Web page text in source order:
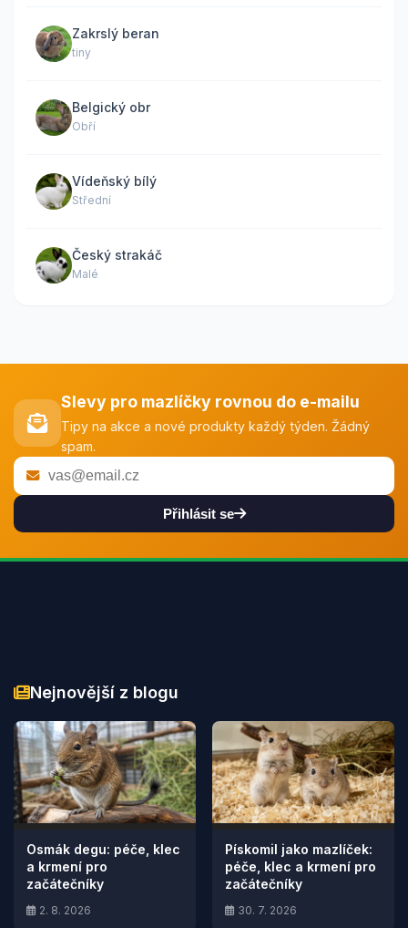
Zakrslý beran
tiny
Belgický obr
Obří
Vídeňský bílý
Střední
Český strakáč
Malé
Slevy pro mazlíčky rovnou do e-mailu
Tipy na akce a nové produkty každý týden. Žádný
spam.
Přihlásit se
Nejnovější z blogu
Osmák degu: péče, klec
a krmení pro
začátečníky
2. 8. 2026
Pískomil jako mazlíček:
péče, klec a krmení pro
začátečníky
30. 7. 2026